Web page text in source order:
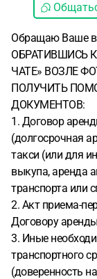
Обращаю Ваше
ОБРАТИВШИСЬ
ЧАТЕ» ВОЗЛЕ
ПОЛУЧИТЬ
ДОКУМЕНТОВ:
1. Договор
(долгосрочная
такси (или для
выкупа, аренда
транспорта или
2. Акт приема-
Договору
3. Иные
транспортного
(доверенность